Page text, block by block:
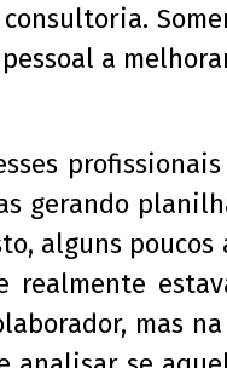
a
gerando
alguns
realmente
mas